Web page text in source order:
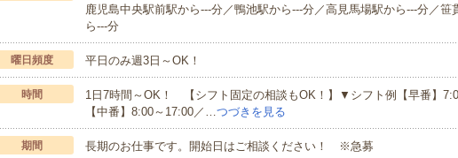
鹿児島中央駅前駅から---分／鴨池駅から---分／高見馬場駅から---分／笹
ら---分
曜日頻度 平日のみ週3日～OK！
時間
1日7時間～OK！ 【シフト固定の相談もOK！】▼シフト例【早番】
【中番】8:00～17:00／…つづきを見る
期間 長期のお仕事です。開始日はご相談ください！ ※急募